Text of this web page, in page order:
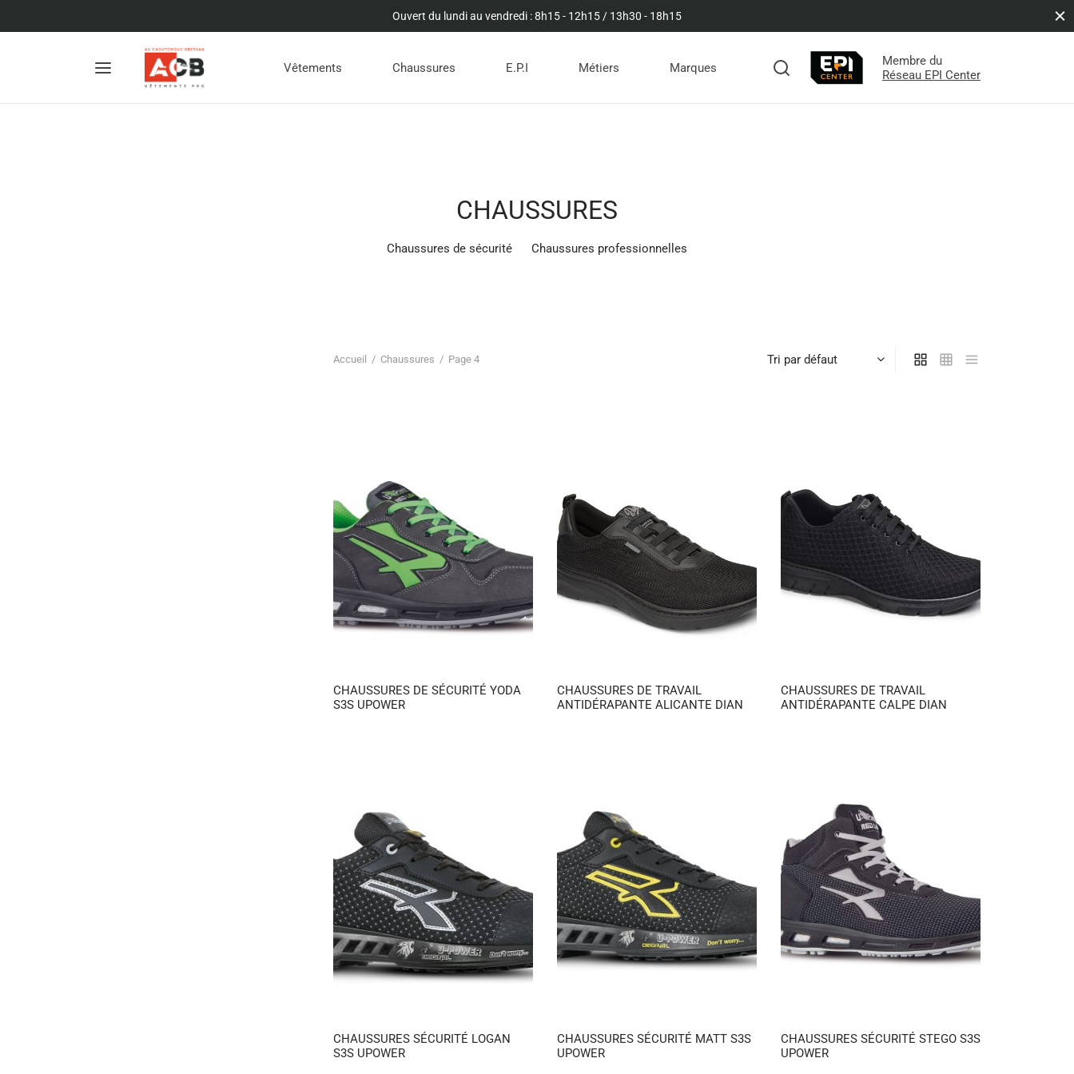
Ouvert du lundi au vendredi : 8h15 - 12h15 / 13h30 - 18h15
Vêtements Chaussures E.P.I Métiers Marques
Membre du
Réseau EPI Center
CHAUSSURES
Chaussures de sécurité Chaussures professionnelles
Accueil / Chaussures / Page 4
CHAUSSURES DE SÉCURITÉ YODA
S3S UPOWER
CHAUSSURES DE TRAVAIL
ANTIDÉRAPANTE ALICANTE DIAN
CHAUSSURES DE TRAVAIL
ANTIDÉRAPANTE CALPE DIAN
CHAUSSURES SÉCURITÉ LOGAN
S3S UPOWER
CHAUSSURES SÉCURITÉ MATT S3S
UPOWER
CHAUSSURES SÉCURITÉ STEGO S3S
UPOWER